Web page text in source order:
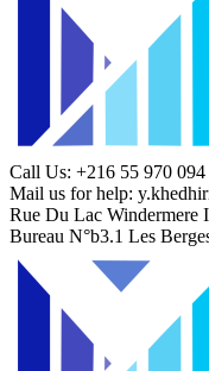
Call Us: +216 55 970 094
Mail us for help:
Rue Du Lac Windermere
Bureau N°b3.1 Les